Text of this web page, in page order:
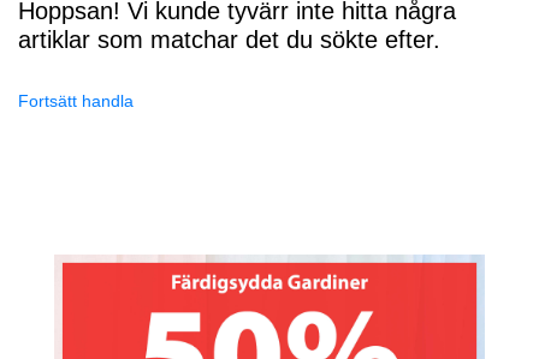
Hoppsan! Vi kunde tyvärr inte hitta några
artiklar som matchar det du sökte efter.
Fortsätt handla